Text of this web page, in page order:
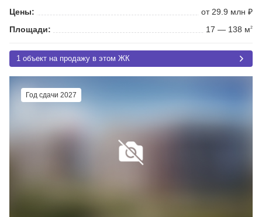
Цены:
от 29.9 млн ₽
Площади:
17 — 138 м2
1 объект на продажу в этом ЖК
Год сдачи 2027